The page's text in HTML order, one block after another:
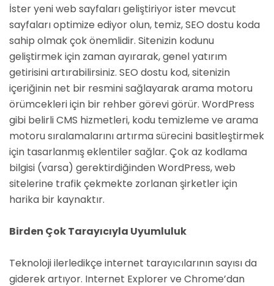
İster yeni web sayfaları geliştiriyor ister mevcut
sayfaları optimize ediyor olun, temiz, SEO dostu koda
sahip olmak çok önemlidir. Sitenizin kodunu
geliştirmek için zaman ayırarak, genel yatırım
getirisini artırabilirsiniz. SEO dostu kod, sitenizin
içeriğinin net bir resmini sağlayarak arama motoru
örümcekleri için bir rehber görevi görür. WordPress
gibi belirli CMS hizmetleri, kodu temizleme ve arama
motoru sıralamalarını artırma sürecini basitleştirmek
için tasarlanmış eklentiler sağlar. Çok az kodlama
bilgisi (varsa) gerektirdiğinden WordPress, web
sitelerine trafik çekmekte zorlanan şirketler için
harika bir kaynaktır.
Birden Çok Tarayıcıyla Uyumluluk
Teknoloji ilerledikçe internet tarayıcılarının sayısı da
giderek artıyor. Internet Explorer ve Chrome’dan